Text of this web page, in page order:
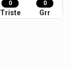
0
Triste
0
Grr